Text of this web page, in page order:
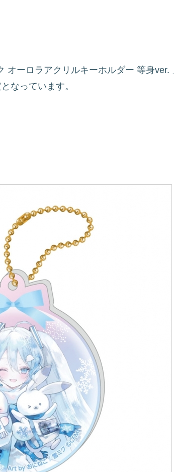
オーロラアクリルキーホルダー 等身ver.
なっています。